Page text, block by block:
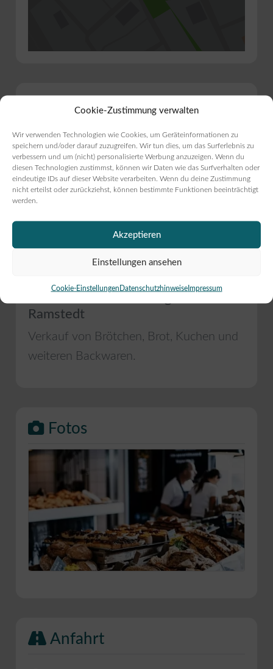
Cookie-Zustimmung verwalten
Wir verwenden Technologien wie Cookies, um Geräteinformationen zu
speichern und/oder darauf zuzugreifen. Wir tun dies, um das Surferlebnis zu
verbessern und um (nicht) personalisierte Werbung anzuzeigen. Wenn du
diesen Technologien zustimmst, können wir Daten wie das Surfverhalten oder
eindeutige IDs auf dieser Website verarbeiten. Wenn du deine Zustimmung
nicht erteilst oder zurückziehst, können bestimmte Funktionen beeinträchtigt
werden.
Akzeptieren
Einstellungen ansehen
Cookie-Einstellungen DatenschutzhinweiseImpressum
Bist du Inhaber?
Eintrag verwalten
Mehr Informationen
Ramstedt
Verkauf von Brötchen, Brot, Kuchen und
weiteren Backwaren.
Fotos
Anfahrt